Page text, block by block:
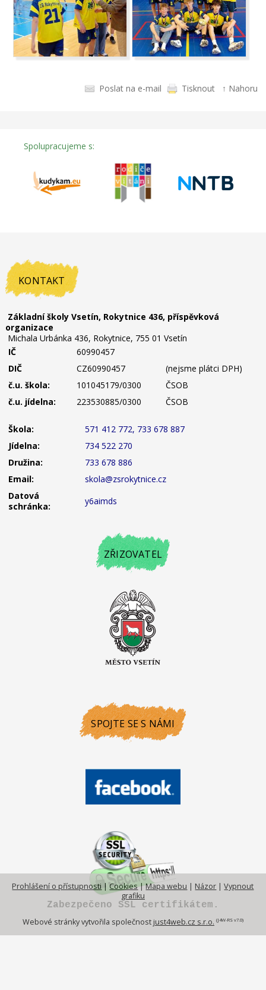
Poslat na e-mail Tisknout ↑ Nahoru
Spolupracujeme s:
KONTAKT
Základní školy Vsetín, Rokytnice 436, příspěvková
organizace
Michala Urbánka 436, Rokytnice, 755 01 Vsetín
IČ
60990457
DIČ
CZ60990457
(nejsme plátci DPH)
č.u. škola:
101045179/0300
ČSOB
č.u. jídelna:
223530885/0300 ČSOB
Škola:
571 412 772, 733 678 887
Jídelna:
734 522 270
Družina:
733 678 886
Email:
skola@zsrokytnice.cz
Datová
schránka:
y6aimds
ZŘIZOVATEL
SPOJTE SE S NÁMI
Zabezpečeno SSL certifikátem.
Prohlášení o přístupnosti |Cookies|Mapa webu | Názor |Vypnout
grafiku
Webové stránky vytvořila společnost just4web.cz s.r.o. (J4W-RS v7.0)